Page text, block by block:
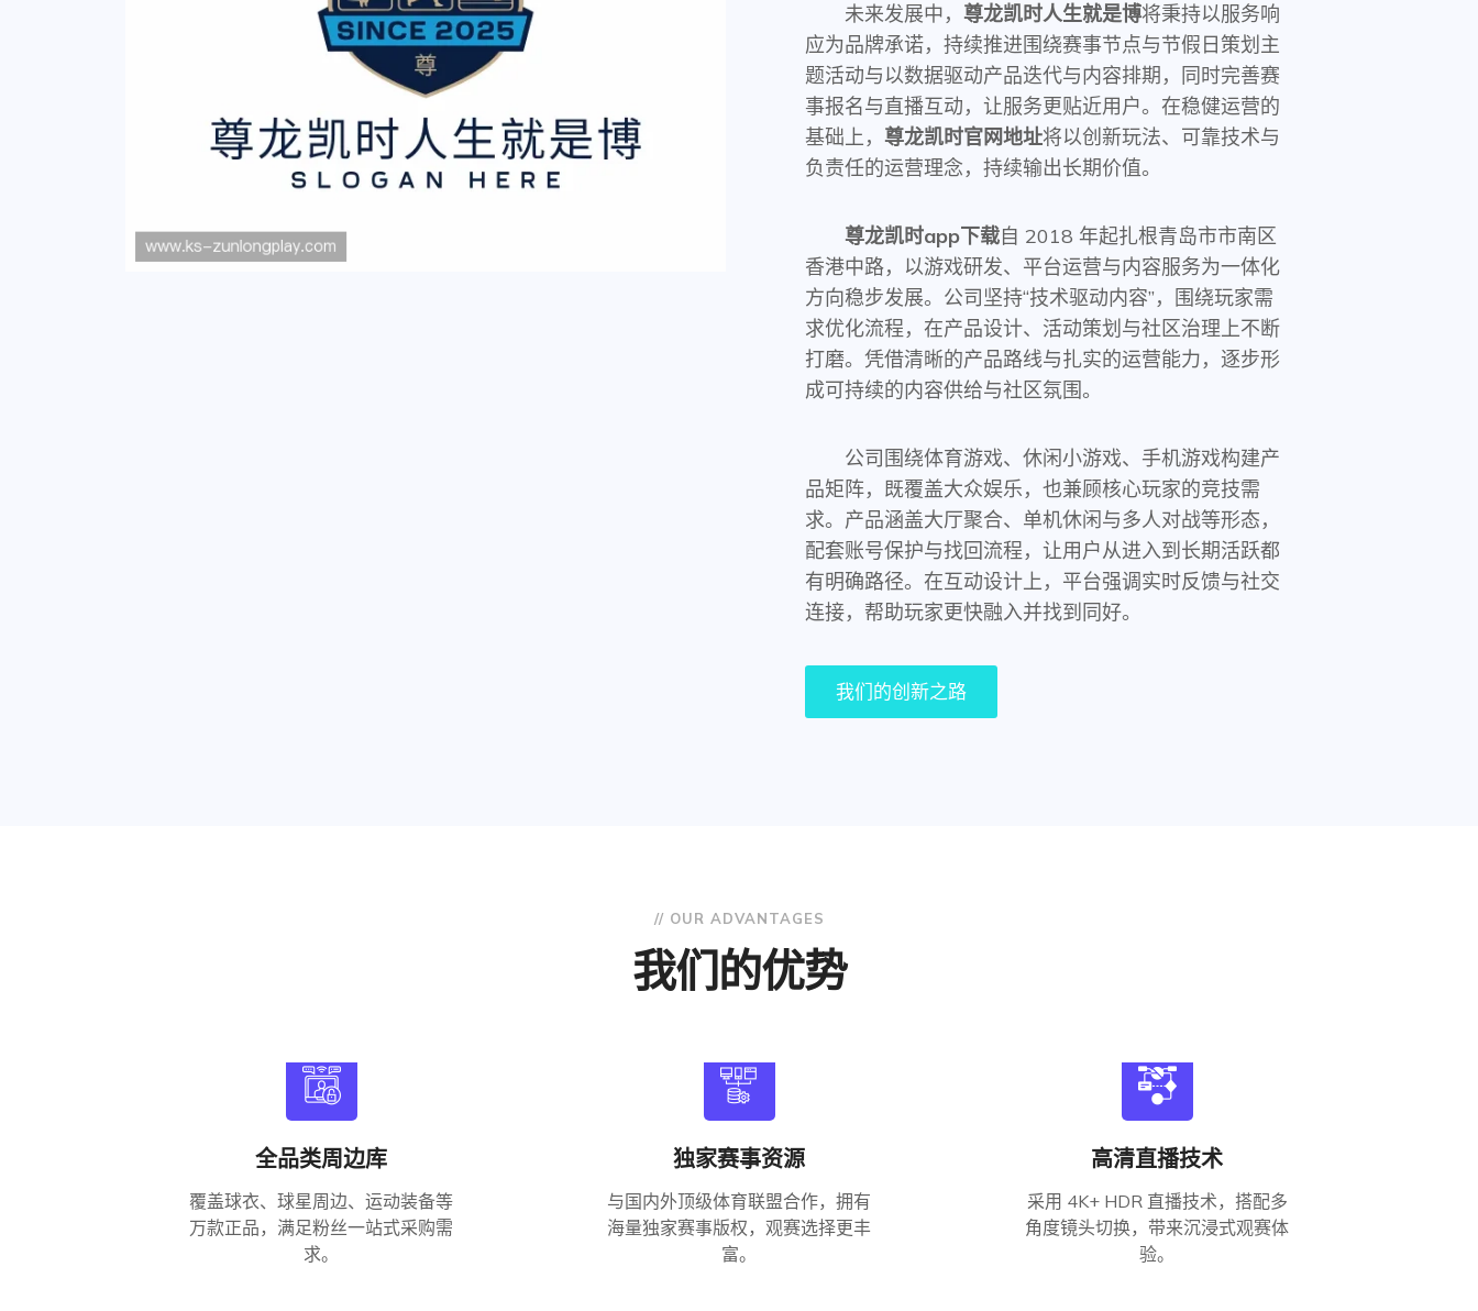
未来发展中， 尊龙凯时人生就是博将秉持以服务响
应为品牌承诺，持续推进围绕赛事节点与节假日策划主
题活动与以数据驱动产品迭代与内容排期，同时完善赛
事报名与直播互动，让服务更贴近用户。在稳健运营的
基础上， 尊龙凯时官网地址将以创新玩法、可靠技术与
负责任的运营理念，持续输出长期价值。
尊龙凯时app下载自 2018 年起扎根青岛市市南区
香港中路，以游戏研发、平台运营与内容服务为一体化
方向稳步发展。公司坚持“技术驱动内容”，围绕玩家需
求优化流程，在产品设计、活动策划与社区治理上不断
打磨。凭借清晰的产品路线与扎实的运营能力，逐步形
成可持续的内容供给与社区氛围。
公司围绕体育游戏、休闲小游戏、手机游戏构建产
品矩阵，既覆盖大众娱乐，也兼顾核心玩家的竞技需
求。产品涵盖大厅聚合、单机休闲与多人对战等形态，
配套账号保护与找回流程，让用户从进入到长期活跃都
有明确路径。在互动设计上，平台强调实时反馈与社交
连接，帮助玩家更快融入并找到同好。
我们的创新之路
// OUR ADVANTAGES
我们的优势
全品类周边库
覆盖球衣、球星周边、运动装备等
万款正品，满足粉丝一站式采购需
求。
独家赛事资源
与国内外顶级体育联盟合作，拥有
海量独家赛事版权，观赛选择更丰
富。
高清直播技术
采用 4K+ HDR 直播技术，搭配多
角度镜头切换，带来沉浸式观赛体
验。